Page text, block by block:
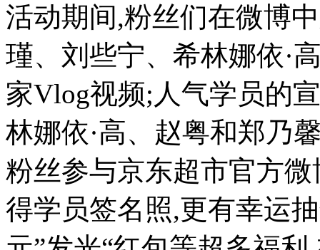
活动期间,粉丝们在微博
瑾、刘些宁、希林娜依·
家Vlog视频;人气学员的
林娜依·高、赵粤和郑乃
粉丝参与京东超市官方
得学员签名照,更有幸运